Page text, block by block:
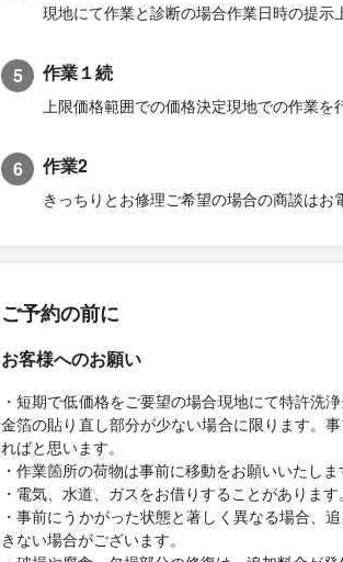
現地にて作業と診断の場合作業日時の提示
5 作業１続
上限価格範囲での価格決定現地での作業を
6 作業2
きっちりとお修理ご希望の場合の商談はお
ご予約の前に
お客様へのお願い
・短期で低価格をご要望の場合現地にて特許洗
金箔の貼り直し部分が少ない場合に限ります。
ればと思います。
・作業箇所の荷物は事前に移動をお願いいたしま
・電気、水道、ガスをお借りすることがあります。
・事前にうかがった状態と著しく異なる場合、
きない場合がございます。